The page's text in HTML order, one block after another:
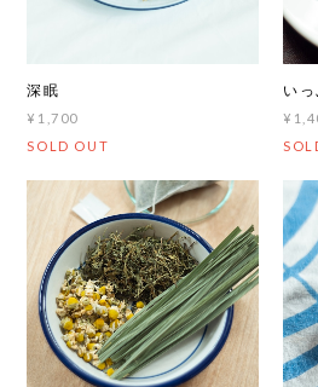
深眠
¥1,700
SOLD OUT
いっ